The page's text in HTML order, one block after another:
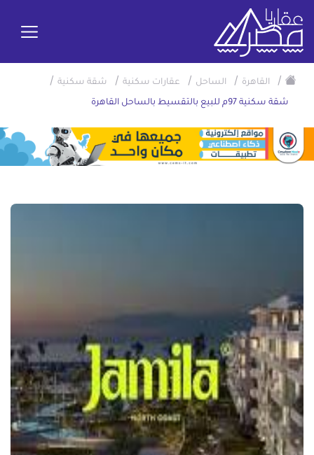
/ القاهرة / الساحل / عقارات سكنية / شقة سكنية /
شقة سكنية 97م للبيع بالتقسيط بالساحل القاهرة